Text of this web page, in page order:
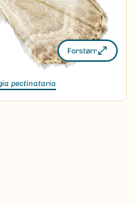
Forstørr
pectinataria